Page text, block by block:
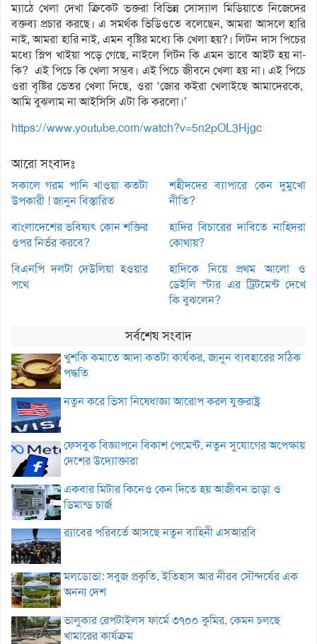
ম্যাঠে খেলা দেখা ক্রিকেট ভক্তরা বিভিন্ন সোস্যাল মিডিয়াতে নিজেদের
বক্তব্য প্রচার করছে। এ সমর্থক ভিডিওতে বলেছেন, আমরা আসলে হারি
নাই, আমরা হারি নাই, এমন বৃষ্টির মধ্যে কি খেলা হয়?। লিটন দাস পিচের
মধ্যে স্লিপ খাইয়া পড়ে গেছে, নাইলে লিটন কি এমন ভাবে আইট হয় না-
কি? এই পিচে কি খেলা সম্ভব। এই পিচে জীবনে খেলা হয় না। এই পিচে
ওরা বৃষ্টির ভেতর খেলা দিছে, ওরা ‘জোর কইরা খেলাইছে আমাদেরকে,
আমি বুঝলাম না আইসিসি এটা কি করলো।’
https://www.youtube.com/watch?v=5n2pOL3Hjgc
আরো সংবাদঃ
সকালে গরম পানি খাওয়া কতটা
উপকারী ! জানুন বিস্তারিত
শহীদদের ব্যাপারে কেন দুমুখো
নীতি?
বাংলাদেশের ভবিষ্যৎ কোন শক্তির
ওপর নির্ভর করবে?
হাদির বিচারের দাবিতে নাহিদরা
কোথায়?
বিএনপি দলটা দেউলিয়া হওয়ার
পথে
হাদিকে নিয়ে প্রথম আলো ও
ডেইলি স্টার এর ট্রিটমেন্ট দেখে
কি বুঝলেন?
সর্বশেষ সংবাদ
খুশকি কমাতে আদা কতটা কার্যকর, জানুন ব্যবহারের সঠিক
পদ্ধতি
নতুন করে ভিসা নিষেধাজ্ঞা আরোপ করল যুক্তরাষ্ট্র
ফেসবুক বিজ্ঞাপনে বিকাশ পেমেন্ট, নতুন সুযোগের অপেক্ষায়
দেশের উদ্যোক্তারা
একবার মিটার কিনেও কেন দিতে হয় আজীবন ভাড়া ও
ডিমান্ড চার্জ
র‌্যাবের পরিবর্তে আসছে নতুন বাহিনী এসআরবি
মলডোভা: সবুজ প্রকৃতি, ইতিহাস আর নীরব সৌন্দর্যের এক
অনন্য দেশ
ভালুকার রেপটাইলস ফার্মে ৩৭০০ কুমির, কেমন চলছে
খামারের কার্যক্রম